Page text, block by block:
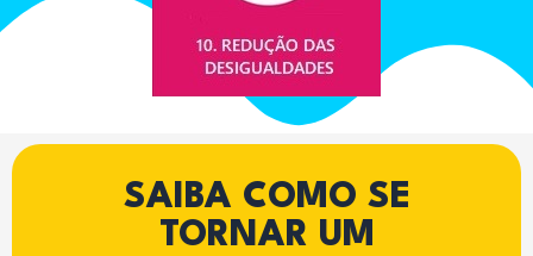
SAIBA COMO SE
TORNAR UM